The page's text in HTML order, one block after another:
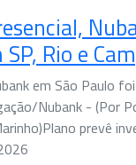
Rio e
em São Paulo
Nubank - (Por
prevê